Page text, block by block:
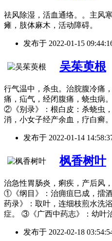
祛风除湿，活血通络。。主风
瘫，肢体麻木，活动障碍。
发布于 2022-01-15
吴茱萸根
行气温中，杀虫。治脘腹冷痛
痛，疝气，经闭腹痛，蛲虫病
②《别录》：根白皮：杀蛲虫
消，小女子经产余血，疗白癣
发布于 2022-01-14
枫香树叶
治急性胃肠炎，痢疾，产后风
①《纲目》：治痈疽巳成，擂
药录》：取叶，连细枝煎水洗
症。 ③《广西中药志》：幼叶
发布于 2022-02-18